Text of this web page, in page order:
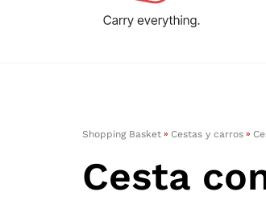
Shopping Basket » Cestas y carros »
Cesta